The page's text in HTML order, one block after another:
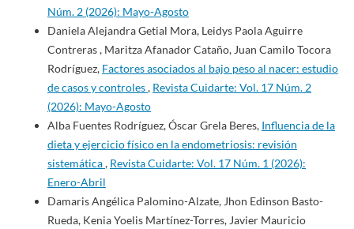
Núm. 2 (2026): Mayo-Agosto
Daniela Alejandra Getial Mora, Leidys Paola Aguirre
Contreras , Maritza Afanador Cataño, Juan Camilo Tocora
Rodríguez, Factores asociados al bajo peso al nacer: estudio
de casos y controles, Revista Cuidarte: Vol. 17 Núm. 2
(2026): Mayo-Agosto
Alba Fuentes Rodríguez, Óscar Grela Beres, Influencia de la
dieta y ejercicio físico en la endometriosis: revisión
sistemática, Revista Cuidarte: Vol. 17 Núm. 1 (2026):
Enero-Abril
Damaris Angélica Palomino-Alzate, Jhon Edinson Basto-
Rueda, Kenia Yoelis Martínez-Torres, Javier Mauricio